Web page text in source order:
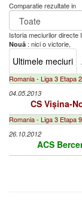
Comparatie rezultate in
Istoria meciurilor directe
Nouă : nici o victorie,
Ultimele meciuri
Romania - Liga 3 Etapa
04.05.2013
CS Vișina-
Romania - Liga 3 Etapa 9
26.10.2012
ACS